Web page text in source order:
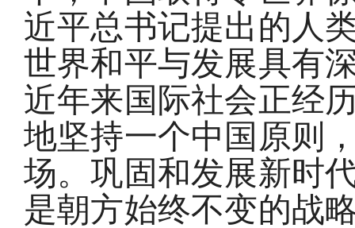
近平总书记提出的人
世界和平与发展具有
近年来国际社会正经
地坚持一个中国原则
场。巩固和发展新时
是朝方始终不变的战